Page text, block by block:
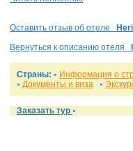
Оставить отзыв об отеле
Вернуться к описанию отеля
Страны:
Информация о
Документы и виза
Заказать тур